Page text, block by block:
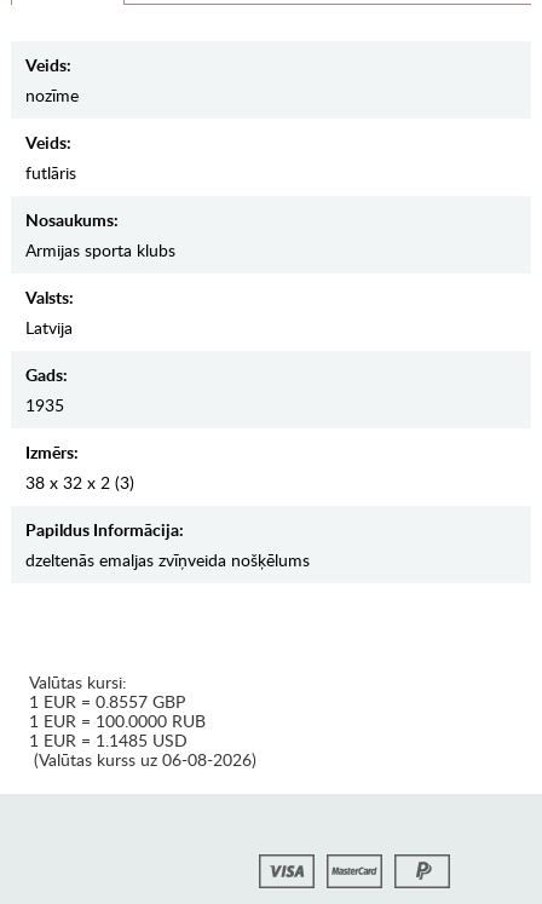
Veids:
nozīme
Veids:
futlāris
Nosaukums:
Armijas sporta klubs
Valsts:
Latvija
Gads:
1935
Izmērs:
38 х 32 х 2 (3)
Papildus Informācija:
dzeltenās emaljas zvīņveida nošķēlums
Valūtas kursi:
1 EUR = 0.8557 GBP
1 EUR = 100.0000 RUB
1 EUR = 1.1485 USD
(Valūtas kurss uz 06-08-2026)